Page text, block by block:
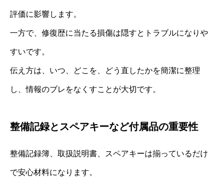
評価に影響します。
一方で、修復歴に当たる損傷は隠すとトラブルになりや
すいです。
伝え方は、いつ、どこを、どう直したかを簡潔に整理
し、情報のブレをなくすことが大切です。
整備記録とスペアキーなど付属品の重要性
整備記録簿、取扱説明書、スペアキーは揃っているだけ
で安心材料になります。